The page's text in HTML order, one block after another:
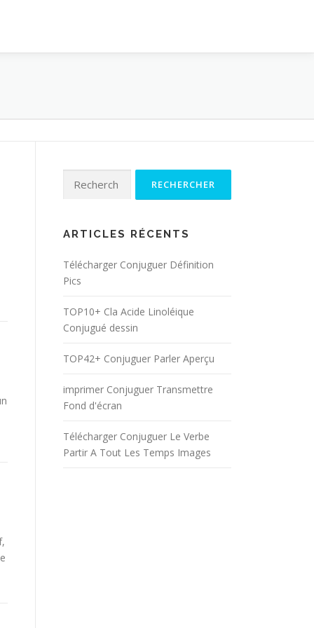
Rechercher :
ARTICLES RÉCENTS
Télécharger Conjuguer Définition
Pics
TOP10+ Cla Acide Linoléique
Conjugué dessin
TOP42+ Conjuguer Parler Aperçu
imprimer Conjuguer Transmettre
Fond d'écran
Télécharger Conjuguer Le Verbe
Partir A Tout Les Temps Images